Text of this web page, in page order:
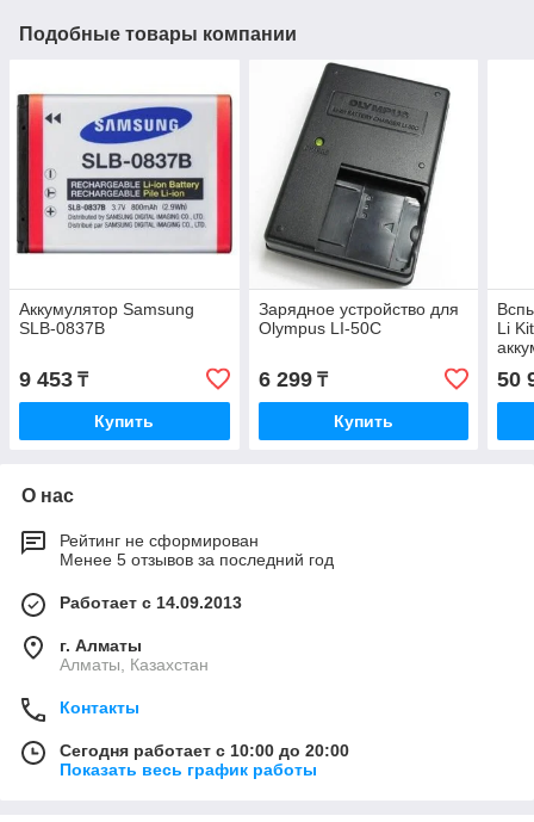
Подобные товары компании
Аккумулятор Samsung
SLB-0837B
9 453 ₸
Купить
Зарядное устройство для
Olympus LI-50C
6 299₸
Купить
Li
50
О нас
Рейтинг не сформирован
Менее 5 отзывов за последний год
Работает с 14.09.2013
г. Алматы
Алматы, Казахстан
Контакты
Сегодня работает с 10:00 до 20:00
Показать весь график работы